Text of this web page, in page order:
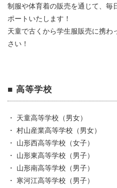
制服や体育着の販売を通じて、毎
ポートいたします！
天童で古くから学生服販売に携
さい！
■ 高等学校
・ 天童高等学校（男女）
・ 村山産業高等学校（男女）
・ 山形西高等学校（女子）
・ 山形東高等学校（男子）
・ 山形南高等学校（男子）
・ 寒河江高等学校（男子）